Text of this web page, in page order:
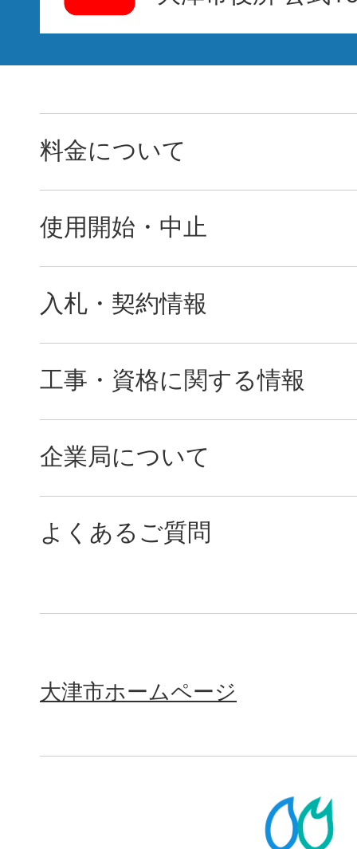
料金について
使用開始・中止
入札・契約情報
工事・資格に関する情報
企業局について
よくあるご質問
大津市ホームページ